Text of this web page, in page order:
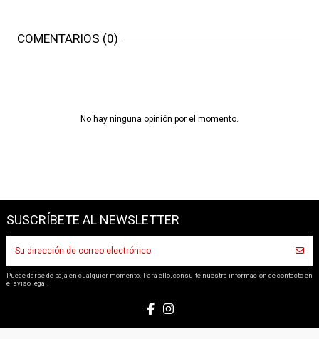
COMENTARIOS (0)
No hay ninguna opinión por el momento.
SUSCRÍBETE AL NEWSLETTER
Puede darse de baja en cualquier momento. Para ello, consulte nuestra información de contacto en
el aviso legal.